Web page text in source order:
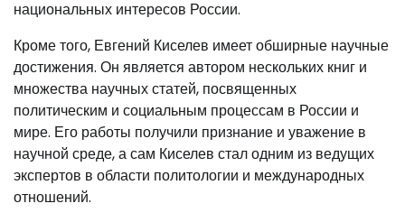
национальных интересов России.
Кроме того, Евгений Киселев имеет обширные научные
достижения. Он является автором нескольких книг и
множества научных статей, посвященных
политическим и социальным процессам в России и
мире. Его работы получили признание и уважение в
научной среде, а сам Киселев стал одним из ведущих
экспертов в области политологии и международных
отношений.